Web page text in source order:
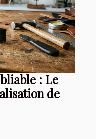
: Le
de